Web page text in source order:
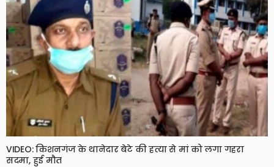
VIDEO: किशनगंज के थानेदार बेटे की हत्या से मां को लगा गहरा
सदमा, हुई मौत